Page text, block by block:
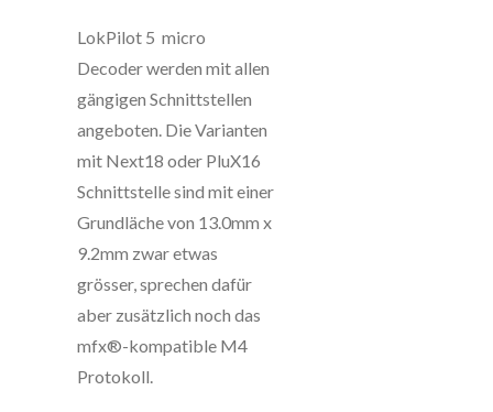
LokPilot 5 micro
Decoder werden mit allen
gängigen Schnittstellen
angeboten. Die Varianten
mit Next18 oder PluX16
Schnittstelle sind mit einer
Grundläche von 13.0mm x
9.2mm zwar etwas
grösser, sprechen dafür
aber zusätzlich noch das
mfx®-kompatible M4
Protokoll.